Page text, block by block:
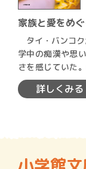
家族と愛をめ
タイ・バンコ
学中の痴漢や思
さを感じていた
きな姉…
詳しくみる